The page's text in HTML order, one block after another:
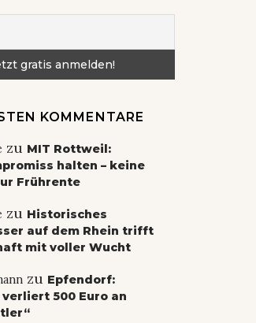
KOMMENTARE
zu MIT Rottweil:
halten – keine
Frührente
zu Historisches
auf dem Rhein trifft
mit voller Wucht
zu Epfendorf:
500 Euro an